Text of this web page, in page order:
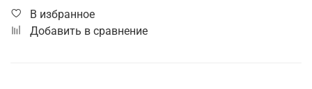
В избранное
Добавить в сравнение